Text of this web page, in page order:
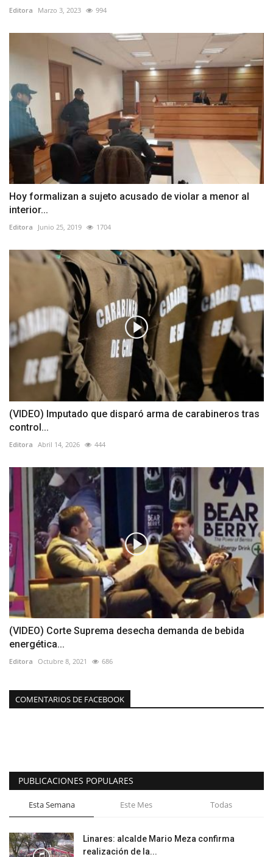
Editora Marzo 3, 2023 994
Hoy formalizan a sujeto acusado de violar a menor al
interior...
Editora Junio 25, 2019 1704
(VIDEO) Imputado que disparó arma de carabineros tras
control...
Editora Abril 14, 2026 444
(VIDEO) Corte Suprema desecha demanda de bebida
energética...
Editora Octubre 8, 2021 686
COMENTARIOS DE FACEBOOK
PUBLICACIONES POPULARES
Esta Semana Este Mes Todas
Linares: alcalde Mario Meza confirma
realización de la...